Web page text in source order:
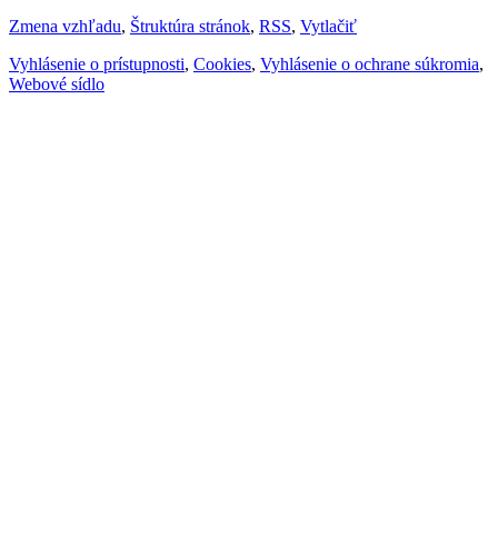
Zmena vzhľadu, Štruktúra stránok, RSS, Vytlačiť
Vyhlásenie o prístupnosti, Cookies, Vyhlásenie o ochrane súkromia,
Webové sídlo